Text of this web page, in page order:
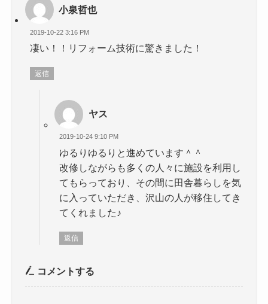
小泉哲也
2019-10-22 3:16 PM
凄い！！リフォーム技術に驚きました！
返信
ヤス
2019-10-24 9:10 PM
ゆるりゆるりと進めています＾＾
改修しながらも多くの人々に施設を利用し
てもらっており、その間に田舎暮らしを気
に入っていただき、沢山の人が移住してき
てくれました♪
返信
コメントする